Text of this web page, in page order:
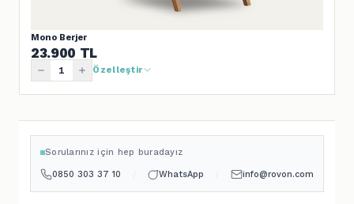
Mono Berjer
23.900 TL
Özelleştir
Sorularınız için hep buradayız
0850 303 37 10 WhatsApp info@rovon.com